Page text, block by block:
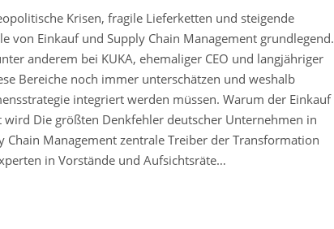
Krisen, fragile Lieferketten und steigende
von Einkauf und Supply Chain Management grundlegend.
anderem bei KUKA, ehemaliger CEO und langjähriger
Bereiche noch immer unterschätzen und weshalb
integriert werden müssen. Warum der Einkauf
Die größten Denkfehler deutscher Unternehmen in
Chain Management zentrale Treiber der Transformation
in Vorstände und Aufsichtsräte…